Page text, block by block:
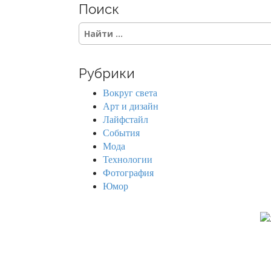
Поиск
S
c
Рубрики
Вокруг света
Арт и дизайн
Лайфстайл
События
Мода
Технологии
Фотография
Юмор